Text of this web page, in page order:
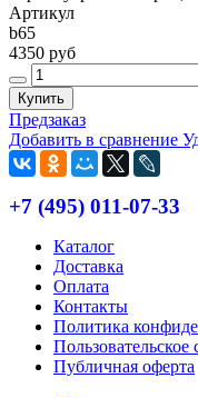
Артикул
b65
4350 руб
Купить
Предзаказ
Добавить в сравнение
+7 (495) 011-07-33
Каталог
Доставка
Оплата
Контакты
Политика
Пользовательское
Публичная оферта